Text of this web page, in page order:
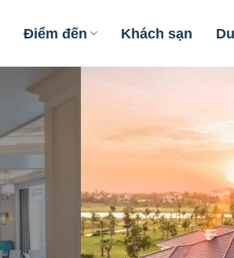
Điểm đến Khách sạn